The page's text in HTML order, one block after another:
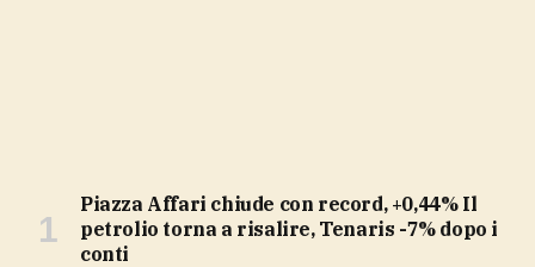
Piazza Affari chiude con record, +0,44% Il
petrolio torna a risalire, Tenaris -7% dopo i
conti